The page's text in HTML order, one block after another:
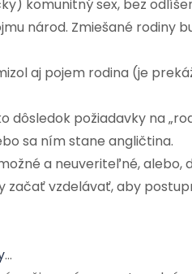
komunitný sex, bez
národ. Zmiešané rodiny
aj pojem rodina (je
dôsledok požiadavky na
sa ním stane angličtina.
a neuveriteľné, alebo,
vzdelávať, aby
…